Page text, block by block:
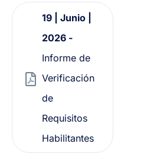
19 | Junio |
2026 -
Informe de
Verificación
de
Requisitos
Habilitantes